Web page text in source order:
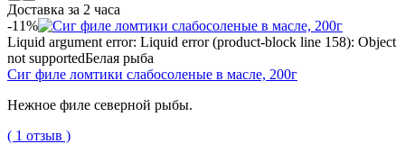
Доставка за 2 часа
-11%
Liquid argument error: Liquid error (product-block line 158): Object
not supportedБелая рыба
Сиг филе ломтики слабосоленые в масле, 200г
Нежное филе северной рыбы.
( 1 отзыв )